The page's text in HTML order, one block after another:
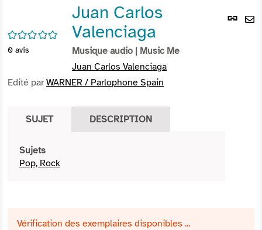
Lien
/5
0 avis
Juan Carlos
Valenciaga
Musique audio | Music Me
Juan Carlos Valenciaga
Edité parWARNER / Parlophone Spain
SUJET DESCRIPTION
Sujets
Pop, Rock
Vérification des exemplaires disponibles ...